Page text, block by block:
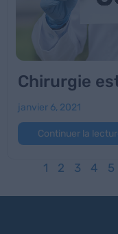
Chirurgie
janvier 6, 2021
Continuer la
1 2 3 4 5